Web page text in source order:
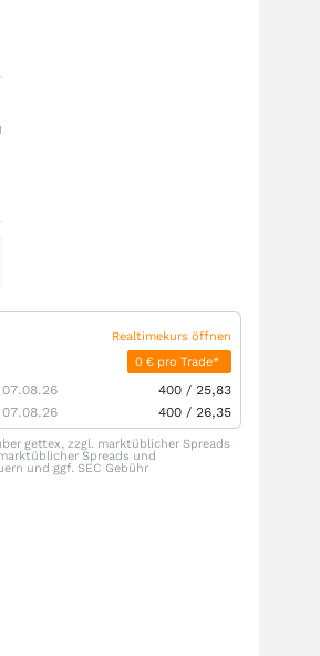
Realtimekurs öffnen
0 € pro Trade*
07.08.26 400 / 25,83
07.08.26 400 / 26,35
gettex, zzgl. marktüblicher Spreads
Spreads und
und ggf. SEC Gebühr